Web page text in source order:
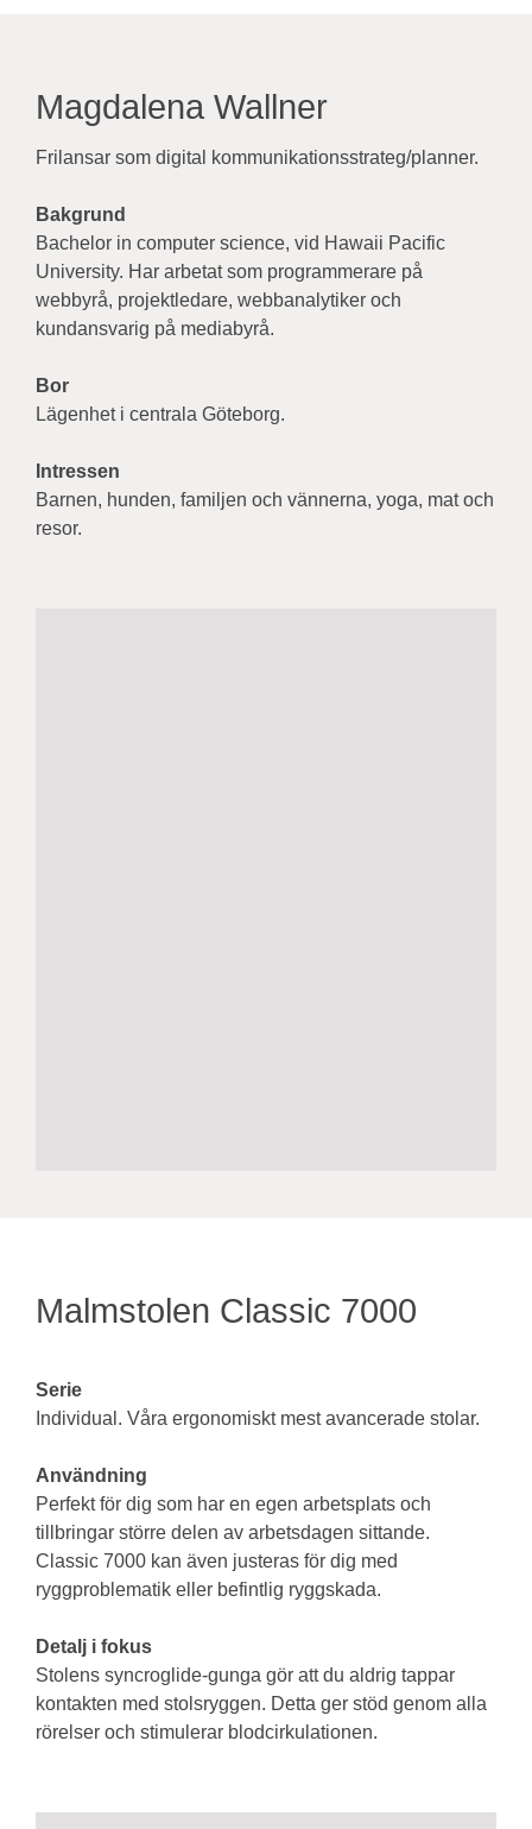
Magdalena Wallner
Frilansar som digital kommunikationsstrateg/planner.
Bakgrund
Bachelor in computer science, vid Hawaii Pacific
University. Har arbetat som programmerare på
webbyrå, projektledare, webbanalytiker och
kundansvarig på mediabyrå.
Bor
Lägenhet i centrala Göteborg.
Intressen
Barnen, hunden, familjen och vännerna, yoga, mat och
resor.
Malmstolen Classic 7000
Serie
Individual. Våra ergonomiskt mest avancerade stolar.
Användning
Perfekt för dig som har en egen arbetsplats och
tillbringar större delen av arbetsdagen sittande.
Classic 7000 kan även justeras för dig med
ryggproblematik eller befintlig ryggskada.
Detalj i fokus
Stolens syncroglide-gunga gör att du aldrig tappar
kontakten med stolsryggen. Detta ger stöd genom alla
rörelser och stimulerar blodcirkulationen.